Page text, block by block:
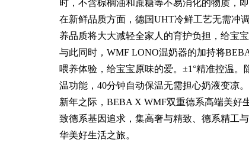
时， 不含棕榈油和蔗糖等不易消化的物质，
在新鲜品质方面，德国UHT冷鲜工艺无需冲
养品质将大大减轻全家人的育护负担，给宝宝
与此同时， WMF LONO温奶器的加持将B
喂养体验， 给宝宝原味的爱。 ±1°精准控温。
温功能，40分钟自动保温无需担心奶液变凉
新年之际， BEBA X WMF双重德系高端美好
致德系基因追求，集高奢与精致、德系精工
华美好生活之旅。